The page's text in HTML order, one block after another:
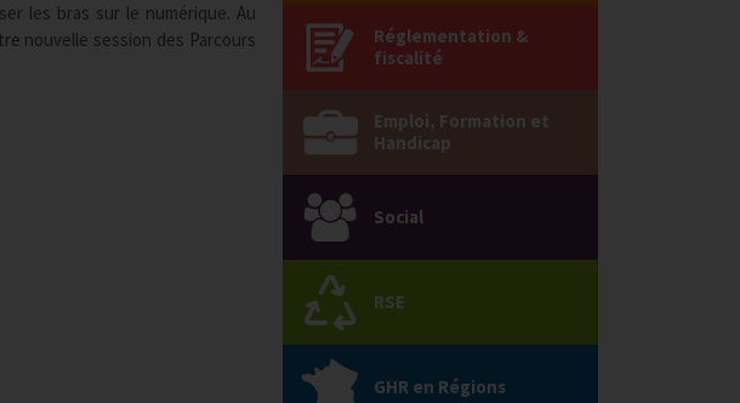
les bras sur le numérique. Au
nouvelle session des Parcours
Réglementation &
fiscalité
Emploi, Formation et
Handicap
Social
RSE
GHR en Régions